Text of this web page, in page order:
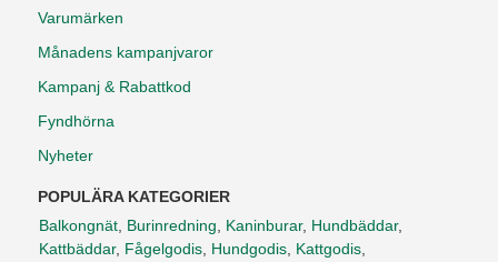
Varumärken
Månadens kampanjvaror
Kampanj & Rabattkod
Fyndhörna
Nyheter
POPULÄRA KATEGORIER
Balkongnät, Burinredning, Kaninburar, Hundbäddar,
Kattbäddar, Fågelgodis, Hundgodis, Kattgodis,